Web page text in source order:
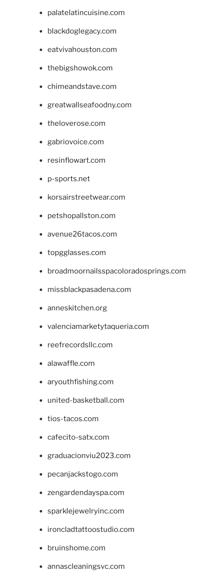
palatelatincuisine.com
blackdoglegacy.com
eatvivahouston.com
thebigshowok.com
chimeandstave.com
greatwallseafoodny.com
theloverose.com
gabriovoice.com
resinflowart.com
p-sports.net
korsairstreetwear.com
petshopallston.com
avenue26tacos.com
topgglasses.com
broadmoornailsspacoloradosprings.com
missblackpasadena.com
anneskitchen.org
valenciamarketytaqueria.com
reefrecordsllc.com
alawaffle.com
aryouthfishing.com
united-basketball.com
tios-tacos.com
cafecito-satx.com
graduacionviu2023.com
pecanjackstogo.com
zengardendayspa.com
sparklejewelryinc.com
ironcladtattoostudio.com
bruinshome.com
annascleaningsvc.com